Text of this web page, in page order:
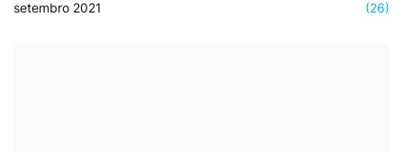
setembro 2021 (26)